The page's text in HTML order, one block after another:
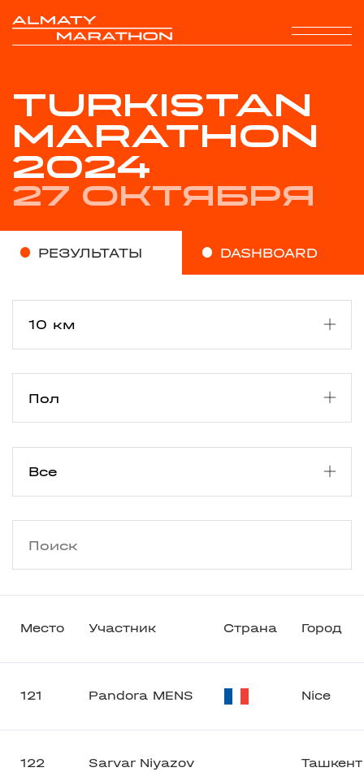
TURKISTAN
MARATHON
2024
27 октября
РЕЗУЛЬТАТЫ DASHBOARD
Место Участник Страна Город
121 Pandora MENS Nice
122 Sarvar Niyazov Ташкент